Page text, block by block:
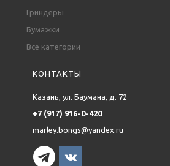
Гриндеры
Бумажки
Все категории
КОНТАКТЫ
Казань, ул. Баумана, д. 72
+7 (917) 916-0-420
marley.bongs@yandex.ru